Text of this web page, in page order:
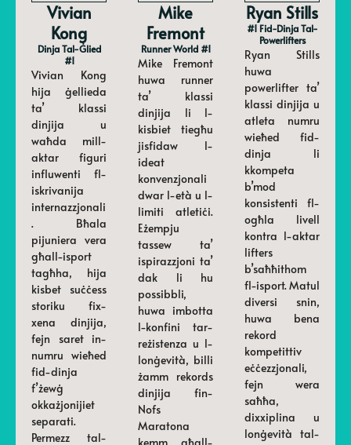
Vivian
Kong
Dinja Tal-Ġlied
#1
Vivian Kong
hija ġellieda
ta’ klassi
dinjija u
waħda mill-
aktar figuri
influwenti fl-
iskrivanija
internazzjonali
. Bħala
pijuniera vera
għall-isport
tagħha, hija
kisbet suċċess
storiku fix-
xena dinjija,
fejn saret in-
numru wieħed
fid-dinja
f’żewġ
okkażjonijiet
separati.
Permezz tal-
Mike
Fremont
Runner World #1
Mike Fremont
huwa runner
ta’ klassi
dinjija li l-
kisbiet tiegħu
jisfidaw l-
ideat
konvenzjonali
dwar l-età u l-
limiti atletiċi.
Eżempju
tassew ta’
ispirazzjoni ta’
dak li hu
possibbli,
huwa imbotta
l-konfini tar-
reżistenza u l-
lonġevità, billi
żamm rekords
dinjija fin-
Nofs
Maratona
Ryan Stills
#1 Fid-Dinja Tal-
Powerlifters
Ryan Stills
huwa
powerlifter ta’
klassi dinjija u
atleta numru
wieħed fid-
dinja li
kkompeta
b’mod
konsistenti fl-
ogħla livell
kontra l-aktar
lifters
b’saħħithom
fl-isport. Matul
diversi snin,
huwa bena
rekord
kompetittiv
eċċezzjonali,
fejn wera
saħħa,
dixxiplina u
lonġevità tal-